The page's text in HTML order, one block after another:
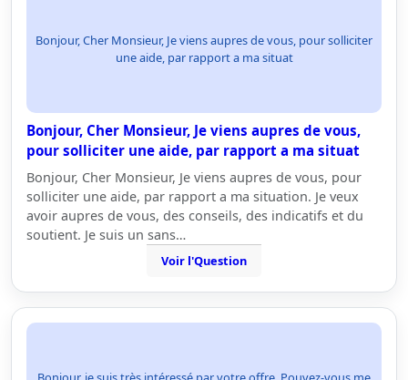
Bonjour, Cher Monsieur, Je viens aupres de vous, pour solliciter
une aide, par rapport a ma situat
Bonjour, Cher Monsieur, Je viens aupres de vous,
pour solliciter une aide, par rapport a ma situat
Bonjour, Cher Monsieur, Je viens aupres de vous, pour
solliciter une aide, par rapport a ma situation. Je veux
avoir aupres de vous, des conseils, des indicatifs et du
soutient. Je suis un sans…
Voir l'Question